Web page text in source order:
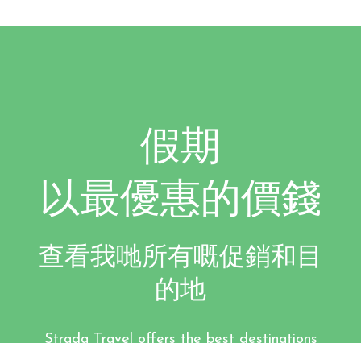
假期
以最優惠的價錢
查看我哋所有嘅促銷和目
的地
Strada Travel offers the best destinations